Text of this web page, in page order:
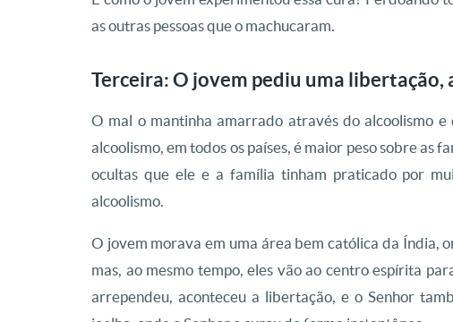
as outras pessoas que o machucaram.
Terceira: O jovem pediu uma libertação,
O mal o mantinha amarrado através do alcoolismo
alcoolismo, em todos os países, é maior peso sobre as
ocultas que ele e a família tinham praticado por
alcoolismo.
O jovem morava em uma área bem católica da Índia,
mas, ao mesmo tempo, eles vão ao centro espírita
arrependeu, aconteceu a libertação, e o Senhor